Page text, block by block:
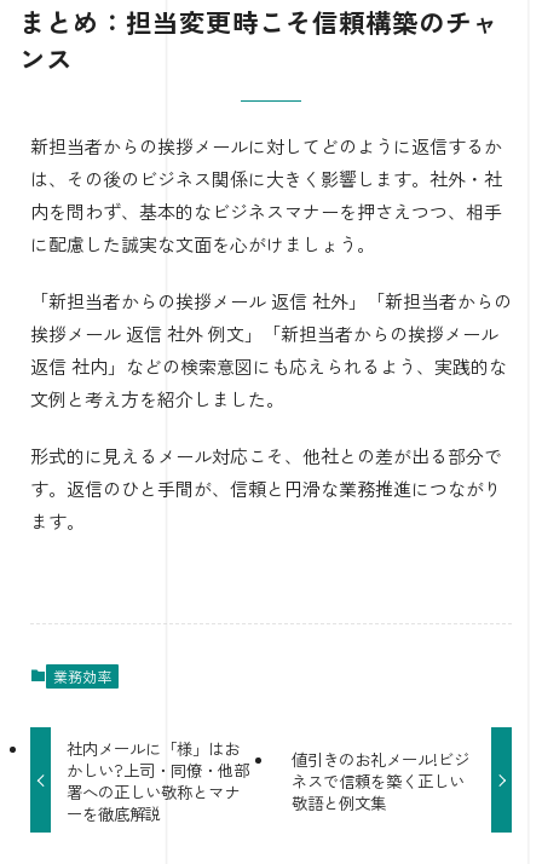
まとめ：担当変更時こそ信頼構築のチャ
ンス
新担当者からの挨拶メールに対してどのように返信するか
は、その後のビジネス関係に大きく影響します。社外・社
内を問わず、基本的なビジネスマナーを押さえつつ、相手
に配慮した誠実な文面を心がけましょう。
「新担当者からの挨拶メール 返信 社外」「新担当者からの
挨拶メール 返信 社外 例文」「新担当者からの挨拶メール
返信 社内」などの検索意図にも応えられるよう、実践的な
文例と考え方を紹介しました。
形式的に見えるメール対応こそ、他社との差が出る部分で
す。返信のひと手間が、信頼と円滑な業務推進につながり
ます。
業務効率
社内メールに「様」はお
かしい?上司・同僚・他部
署への正しい敬称とマナ
ーを徹底解説
値引きのお礼メール!ビジ
ネスで信頼を築く正しい
敬語と例文集